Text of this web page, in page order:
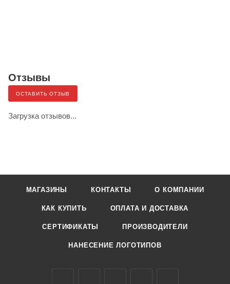
Отзывы
ОСТАВИТЬ ОТЗЫВ
Загрузка отзывов...
МАГАЗИНЫ КОНТАКТЫ О КОМПАНИИ
КАК КУПИТЬ ОПЛАТА И ДОСТАВКА
СЕРТИФИКАТЫ ПРОИЗВОДИТЕЛИ
НАНЕСЕНИЕ ЛОГОТИПОВ